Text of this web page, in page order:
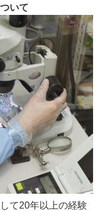
いて
て20年以上の経験